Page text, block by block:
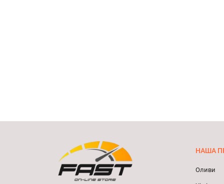
НАША
Оливи